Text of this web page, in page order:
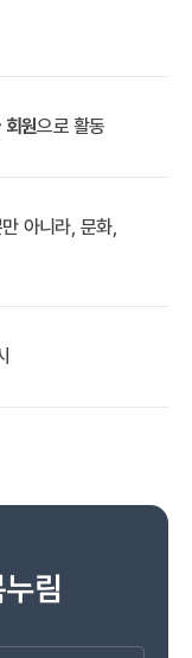
회원으로 활동
아니라, 문화,